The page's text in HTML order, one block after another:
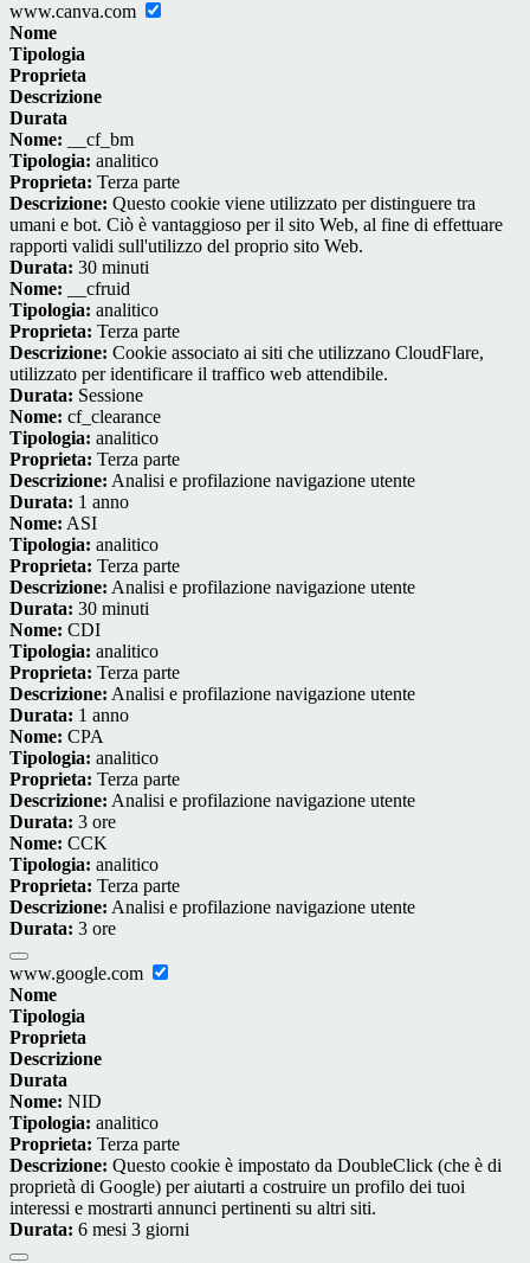
www.canva.com
Nome
Tipologia
Proprieta
Descrizione
Durata
Nome: __cf_bm
Tipologia: analitico
Proprieta: Terza parte
Descrizione: Questo cookie viene utilizzato per distinguere tra
umani e bot. Ciò è vantaggioso per il sito Web, al fine di effettuare
rapporti validi sull'utilizzo del proprio sito Web.
Durata: 30 minuti
Nome: __cfruid
Tipologia: analitico
Proprieta: Terza parte
Descrizione: Cookie associato ai siti che utilizzano CloudFlare,
utilizzato per identificare il traffico web attendibile.
Durata: Sessione
Nome: cf_clearance
Tipologia: analitico
Proprieta: Terza parte
Descrizione: Analisi e profilazione navigazione utente
Durata: 1 anno
Nome: ASI
Tipologia: analitico
Proprieta: Terza parte
Descrizione: Analisi e profilazione navigazione utente
Durata: 30 minuti
Nome: CDI
Tipologia: analitico
Proprieta: Terza parte
Descrizione: Analisi e profilazione navigazione utente
Durata: 1 anno
Nome: CPA
Tipologia: analitico
Proprieta: Terza parte
Descrizione: Analisi e profilazione navigazione utente
Durata: 3 ore
Nome: CCK
Tipologia: analitico
Proprieta: Terza parte
Descrizione: Analisi e profilazione navigazione utente
Durata: 3 ore
www.google.com
Nome
Tipologia
Proprieta
Descrizione
Durata
Nome: NID
Tipologia: analitico
Proprieta: Terza parte
Descrizione: Questo cookie è impostato da DoubleClick (che è di
proprietà di Google) per aiutarti a costruire un profilo dei tuoi
interessi e mostrarti annunci pertinenti su altri siti.
Durata: 6 mesi 3 giorni